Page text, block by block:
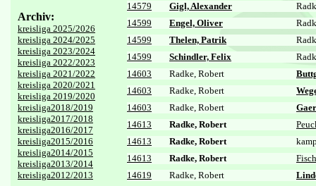
Archiv:
kreisliga 2025/2026
kreisliga 2024/2025
kreisliga 2023/2024
kreisliga 2022/2023
kreisliga 2021/2022
kreisliga 2020/2021
kreisliga 2019/2020
kreisliga2018/2019
kreisliga2017/2018
kreisliga2016/2017
kreisliga2015/2016
kreisliga2014/2015
kreisliga2013/2014
kreisliga2012/2013
14579
Gigl, Alexander
14599
Engel, Oliver
14599
Thelen, Patrik
14599
Schindler, Felix
14603
Radke, Robert
14603
Radke, Robert
14603
Radke, Robert
14613
Radke, Robert
14613
Radke, Robert
14613
Radke, Robert
14619
Radke, Robert